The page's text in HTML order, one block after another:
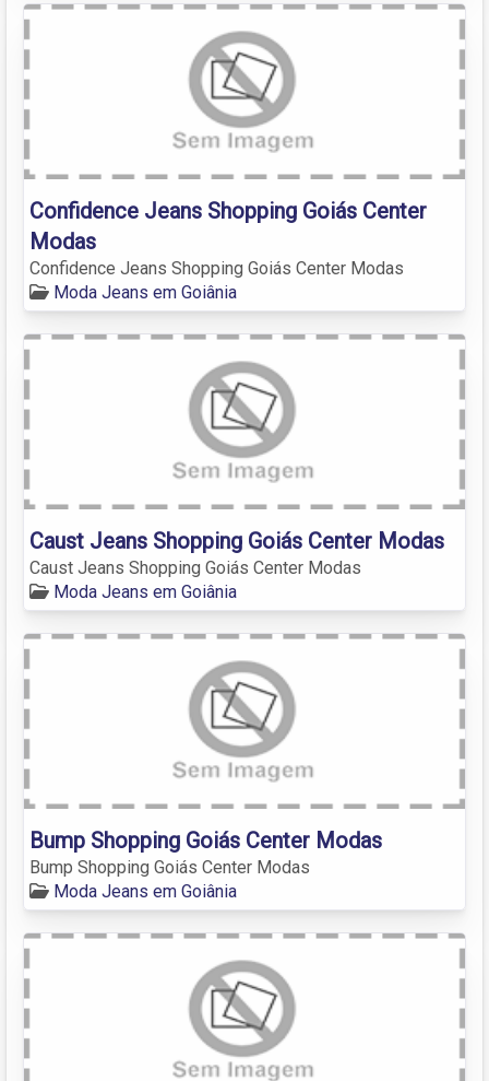
Confidence Jeans Shopping Goiás Center
Modas
Confidence Jeans Shopping Goiás Center Modas
Moda Jeans em Goiânia
Caust Jeans Shopping Goiás Center Modas
Caust Jeans Shopping Goiás Center Modas
Moda Jeans em Goiânia
Bump Shopping Goiás Center Modas
Bump Shopping Goiás Center Modas
Moda Jeans em Goiânia